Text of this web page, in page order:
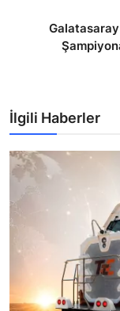
İlgili Haberler